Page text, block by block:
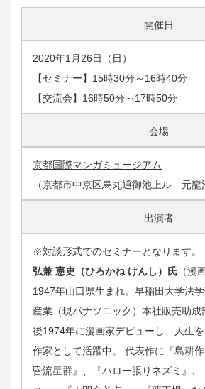
開催日
2020年1月26日（日）
【セミナー】15時30分～16時40分
【交流会】16時50分～17時50分
会場
京都国際マンガミュージアム
（京都市中京区烏丸通御池上ル 元龍
出演者
※対談形式でのセミナーとなります。
弘兼 憲史（ひろかね けんし）氏 （漫
1947年山口県生まれ。早稲田大学法
産業（現パナソニック）本社販売助
後1974年に漫画家デビューし、人生
作家として活躍中。 代表作に『島耕
昏流星群』、『ハロー張りネズミ』、